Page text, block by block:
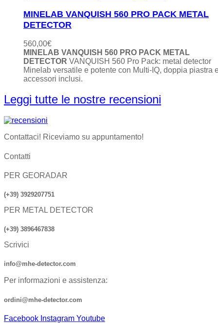
MINELAB VANQUISH 560 PRO PACK METAL
DETECTOR
560,00€
MINELAB VANQUISH 560 PRO PACK METAL
DETECTOR VANQUISH 560 Pro Pack: metal detector
Minelab versatile e potente con Multi-IQ, doppia piastra
accessori inclusi.
Leggi tutte le nostre recensioni
Contattaci! Riceviamo su appuntamento!
Contatti
PER GEORADAR
(+39) 3929207751
PER METAL DETECTOR
(+39) 3896467838
Scrivici
info@mhe-detector.com
Per informazioni e assistenza:
ordini@mhe-detector.com
Facebook Instagram Youtube